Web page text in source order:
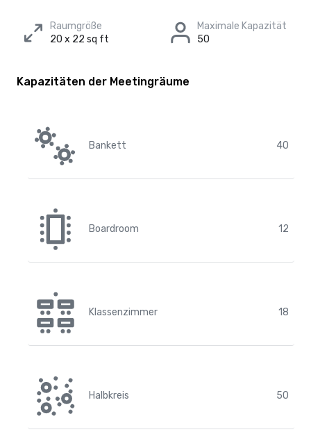
Raumgröße
20 x 22 sq ft
Maximale Kapazität
50
Kapazitäten der Meetingräume
Bankett 40
Boardroom 12
Klassenzimmer 18
Halbkreis 50